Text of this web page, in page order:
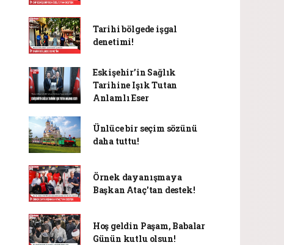
Tarihi bölgede işgal
denetimi!
Eskişehir’in Sağlık
Tarihine Işık Tutan
Anlamlı Eser
Ünlüce bir seçim sözünü
daha tuttu!
Örnek dayanışmaya
Başkan Ataç'tan destek!
Hoş geldin Paşam, Babalar
Günün kutlu olsun!